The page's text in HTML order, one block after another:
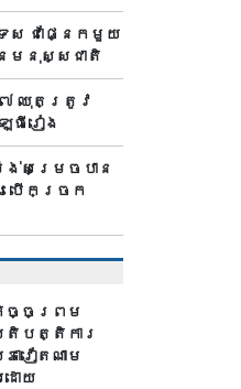
ស ជាផ្នែកមួយ
មនុស្សជាតិ
ឈុតត្រូវ
ធីរៀង
សម្រេចបាន
បើកច្រក
ចព្រម
បត្តិការ
វៀតណាម
ោយ